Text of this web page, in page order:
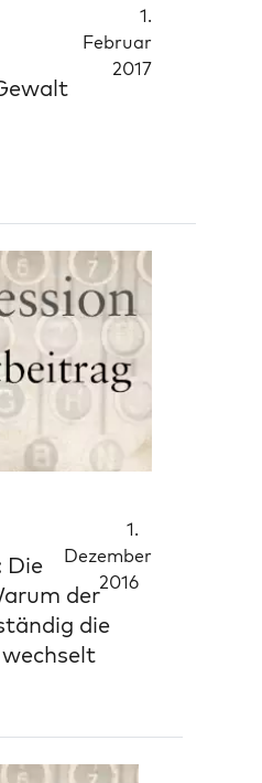
1.
Februar
2017
1.
Dezember
2016
Die
der
die